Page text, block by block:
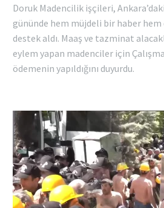
Doruk Madencilik işçileri, Ankara’daki
gününde hem müjdeli bir haber
destek aldı. Maaş ve tazminat
eylem yapan madenciler için
ödemenin yapıldığını duyurdu.